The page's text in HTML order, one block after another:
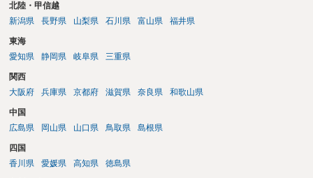
北陸・甲信越
新潟県
長野県 山梨県 石川県 富山県 福井県
東海
愛知県
静岡県 岐阜県 三重県
関西
大阪府
兵庫県 京都府 滋賀県 奈良県 和歌山県
中国
広島県
岡山県 山口県 鳥取県 島根県
四国
香川県
愛媛県 高知県 徳島県